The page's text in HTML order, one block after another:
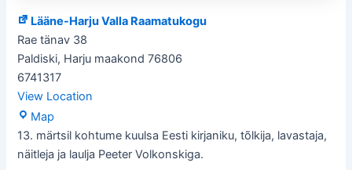
Lääne-Harju Valla Raamatukogu
Rae tänav 38
Paldiski, Harju maakond 76806
6741317
View Location
Map
Harju
Valla
13. märtsil kohtume kuulsa Eesti kirjaniku, tõlkija, lavastaja,
näitleja ja laulja Peeter Volkonskiga.